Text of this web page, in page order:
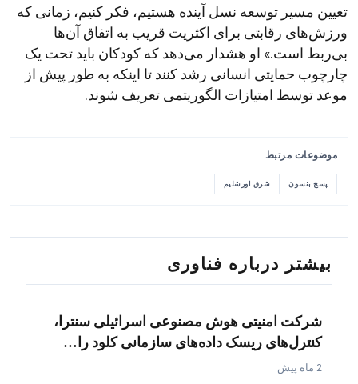
تعیین مسیر توسعه نسل آینده هستیم، فکر کنیم، زمانی که
ورزش‌های رقابتی برای اکثریت قریب به اتفاق آن‌ها
بی‌ربط است.» او هشدار می‌دهد که کودکان باید تحت یک
چارچوب حمایتی انسانی رشد کنند تا اینکه به طور پیش از
موعد توسط امتیازات الگوریتمی تعریف شوند.
موضوعات مرتبط
پسح بنسون شرق اورشلیم
بیشتر درباره فناوری
شرکت امنیتی هوش مصنوعی اسرائیلی سنترا،
کنترل‌های ریسک داده‌های سازمانی کلود را…
2 ماه پیش